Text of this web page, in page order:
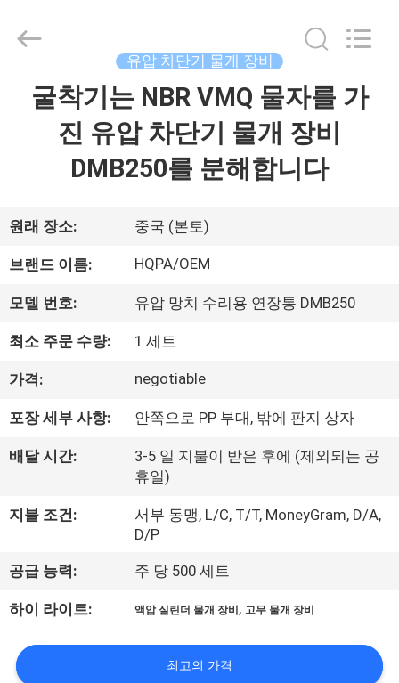
우
리
에
장
여
행
품
Beijing
유압 차단기 물개 장비
굴착기는 NBR VMQ 물자를 가
진 유압 차단기 물개 장비
DMB250를 분해합니다
원래 장소: 중국 (본토)
브랜드 이름: HQPA/OEM
모델 번호: 유압 망치 수리용 연장통 DMB250
최소 주문 수량: 1 세트
가격: negotiable
포장 세부 사항: 안쪽으로 PP 부대, 밖에 판지 상자
배달 시간:
3-5 일 지불이 받은 후에 (제외되는 공
휴일)
지불 조건:
서부 동맹, L/C, T/T, MoneyGram, D/A,
D/P
공급 능력: 주 당 500 세트
하이 라이트: 액압 실린더 물개 장비 , 고무 물개 장비
최고의 가격